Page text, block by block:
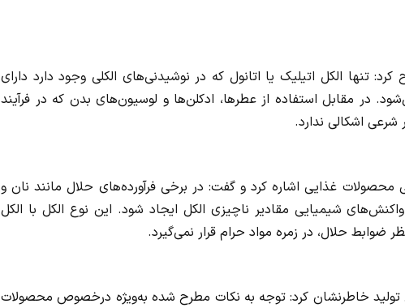
تنها الکل اتیلیک یا اتانول که در نوشیدنی‌های الکلی وجود دارد دارای
مقابل استفاده از عطرها، ادکلن‌ها و لوسیون‌های بدن که در فرآیند
شرعی اشکالی ندارد.
محصولات غذایی اشاره کرد و گفت: در برخی فرآورده‌های حلال مانند نان و
شیمیایی مقادیر ناچیزی الکل ایجاد شود. این نوع الکل با الکل
ضوابط حلال، در زمره مواد حرام قرار نمی‌گیرد.
تولید خاطرنشان کرد: توجه به نکات مطرح شده به‌ویژه درخصوص محصولات